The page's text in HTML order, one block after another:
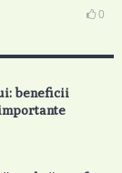
0
beneficii